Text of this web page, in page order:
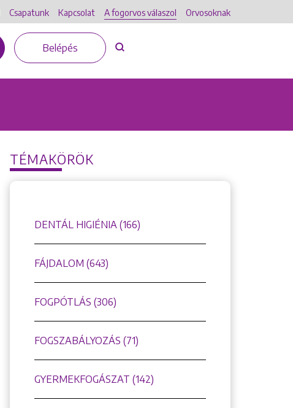
Csapatunk Kapcsolat A fogorvos válaszol Orvosoknak
Belépés
TÉMAKÖRÖK
DENTÁL HIGIÉNIA (166)
FÁJDALOM (643)
FOGPÓTLÁS (306)
FOGSZABÁLYOZÁS (71)
GYERMEKFOGÁSZAT (142)